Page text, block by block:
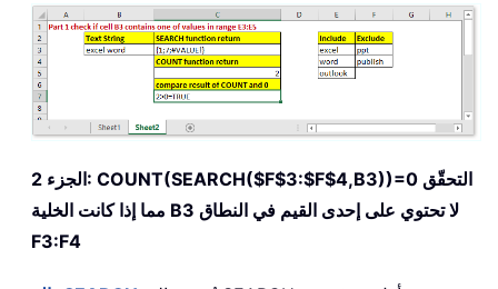
الجزء 2: COUNT(SEARCH($F$3:$F$4,B3))=0
مما إذا كانت الخلية B3 لا تحتوي على إحدى القيم في النطاق
F3:F4